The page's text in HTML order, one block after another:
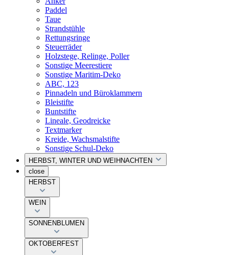
Paddel
Taue
Strandstühle
Rettungsringe
Steuerräder
Holzstege, Relinge, Poller
Sonstige Meerestiere
Sonstige Maritim-Deko
ABC, 123
Pinnadeln und Büroklammern
Bleistifte
Buntstifte
Lineale, Geodreicke
Textmarker
Kreide, Wachsmalstifte
Sonstige Schul-Deko
HERBST, WINTER UND WEIHNACHTEN
close
HERBST
WEIN
SONNENBLUMEN
OKTOBERFEST